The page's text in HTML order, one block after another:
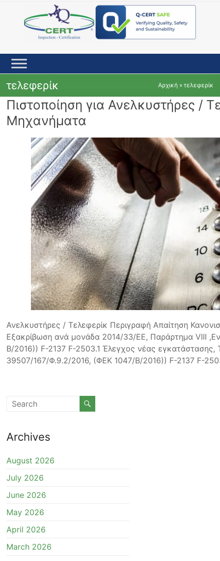
content
τελεφερίκ Αρχική » τελεφερίκ
Πιστοποίηση για Ανελκυστήρες /
Μηχανήματα
Ανελκυστήρες / Τελεφερίκ Περιγραφή Απαίτηση
Εξακρίβωση ανά μονάδα 2014/33/ΕΕ, Παράρτημα VIII
Β/2016)) F-2137 F-2503.1 Έλεγχος νέας
39507/167/Φ.9.2/2016, (ΦΕΚ 1047/Β/2016)) F-2137 F-
Archives
August 2026
July 2026
June 2026
May 2026
April 2026
March 2026